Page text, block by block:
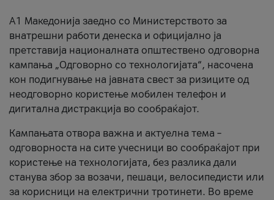
A1 Македонија заедно со Министерството за
внатрешни работи денеска и официјално ја
претставија националната општествено одговорна
кампања „Одговорно со технологијата“, насочена
кон подигнување на јавната свест за ризиците од
неодговорно користење мобилен телефон и
дигитална дистракција во сообраќајот.
Кампањата отвора важна и актуелна тема –
одговорноста на сите учесници во сообраќајот при
користење на технологијата, без разлика дали
станува збор за возачи, пешаци, велосипедисти или
за корисници на електрични тротинети. Во време